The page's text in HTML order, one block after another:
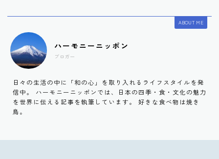
ABOUT ME
ハーモニーニッポン
ブロガー
日々の生活の中に「和の心」を取り入れるライフスタイルを発
信中。 ハーモニーニッポンでは、日本の四季・食・文化の魅力
を世界に伝える記事を執筆しています。 好きな食べ物は焼き
鳥。